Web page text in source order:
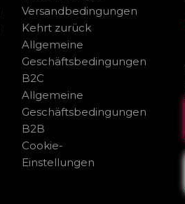
Versandbedingungen
Kehrt zurück
Allgemeine
Geschäftsbedingungen
B2C
Allgemeine
Geschäftsbedingungen
B2B
Cookie-
Einstellungen